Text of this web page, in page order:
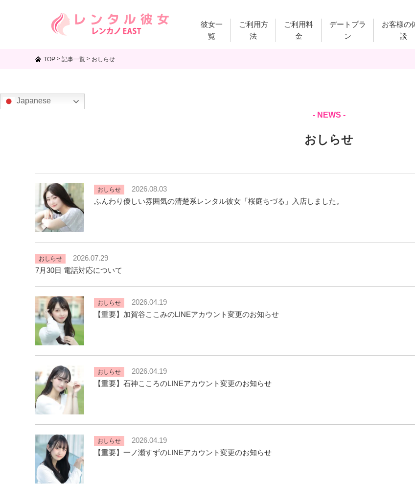
彼女一
覧
ご利用方
法
ご利用料
金
デートプラ
ン
お客様の
談
TOP > 記事一覧 > おしらせ
Japanese
- NEWS -
おしらせ
おしらせ
2026.08.03
ふんわり優しい雰囲気の清楚系レンタル彼女「桜庭ちづる」入店しました。
おしらせ
2026.07.29
7月30日 電話対応について
おしらせ
2026.04.19
【重要】加賀谷ここみのLINEアカウント変更のお知らせ
おしらせ
2026.04.19
【重要】石神こころのLINEアカウント変更のお知らせ
おしらせ
2026.04.19
【重要】一ノ瀬すずのLINEアカウント変更のお知らせ